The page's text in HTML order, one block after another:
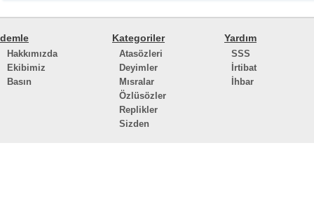
demle
Hakkımızda
Ekibimiz
Basın
Kategoriler
Atasözleri
Deyimler
Mısralar
Özlüsözler
Replikler
Sizden
Yardım
SSS
İrtibat
İhbar